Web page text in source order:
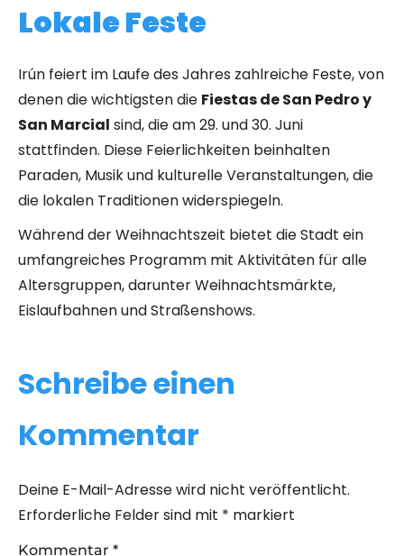
Lokale Feste
Irún feiert im Laufe des Jahres zahlreiche Feste, von
denen die wichtigsten die Fiestas de San Pedro y
San Marcial sind, die am 29. und 30. Juni
stattfinden. Diese Feierlichkeiten beinhalten
Paraden, Musik und kulturelle Veranstaltungen, die
die lokalen Traditionen widerspiegeln.
Während der Weihnachtszeit bietet die Stadt ein
umfangreiches Programm mit Aktivitäten für alle
Altersgruppen, darunter Weihnachtsmärkte,
Eislaufbahnen und Straßenshows.
Schreibe einen
Kommentar
Deine E-Mail-Adresse wird nicht veröffentlicht.
Erforderliche Felder sind mit * markiert
Kommentar *